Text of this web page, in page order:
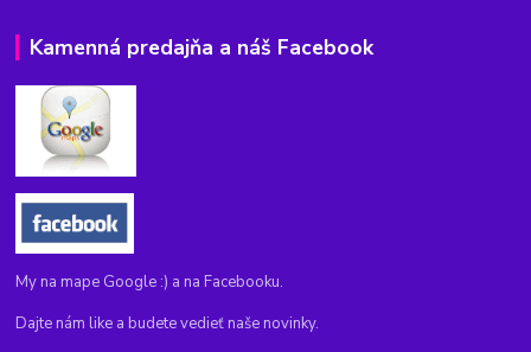
Kamenná predajňa a náš Facebook
My na mape Google :) a na Facebooku.
Dajte nám like a budete vedieť naše novinky.